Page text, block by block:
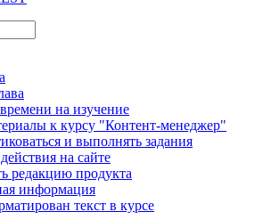
на изучение
к курсу "Контент-менеджер"
и выполнять задания
на сайте
редакцию продукта
информация
текст в курсе